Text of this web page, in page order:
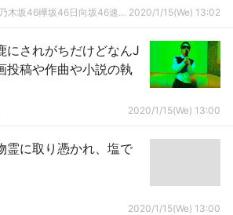
乃木通☆世界最速！乃木坂46欅坂46日向坂46速報まとめ 2020/1/15(We) 13:02
にされがちだけどなんJ
投稿や作曲や小説の執
2020/1/15(We) 13:00
霊に取り憑かれ、塩で
2020/1/15(We) 13:00